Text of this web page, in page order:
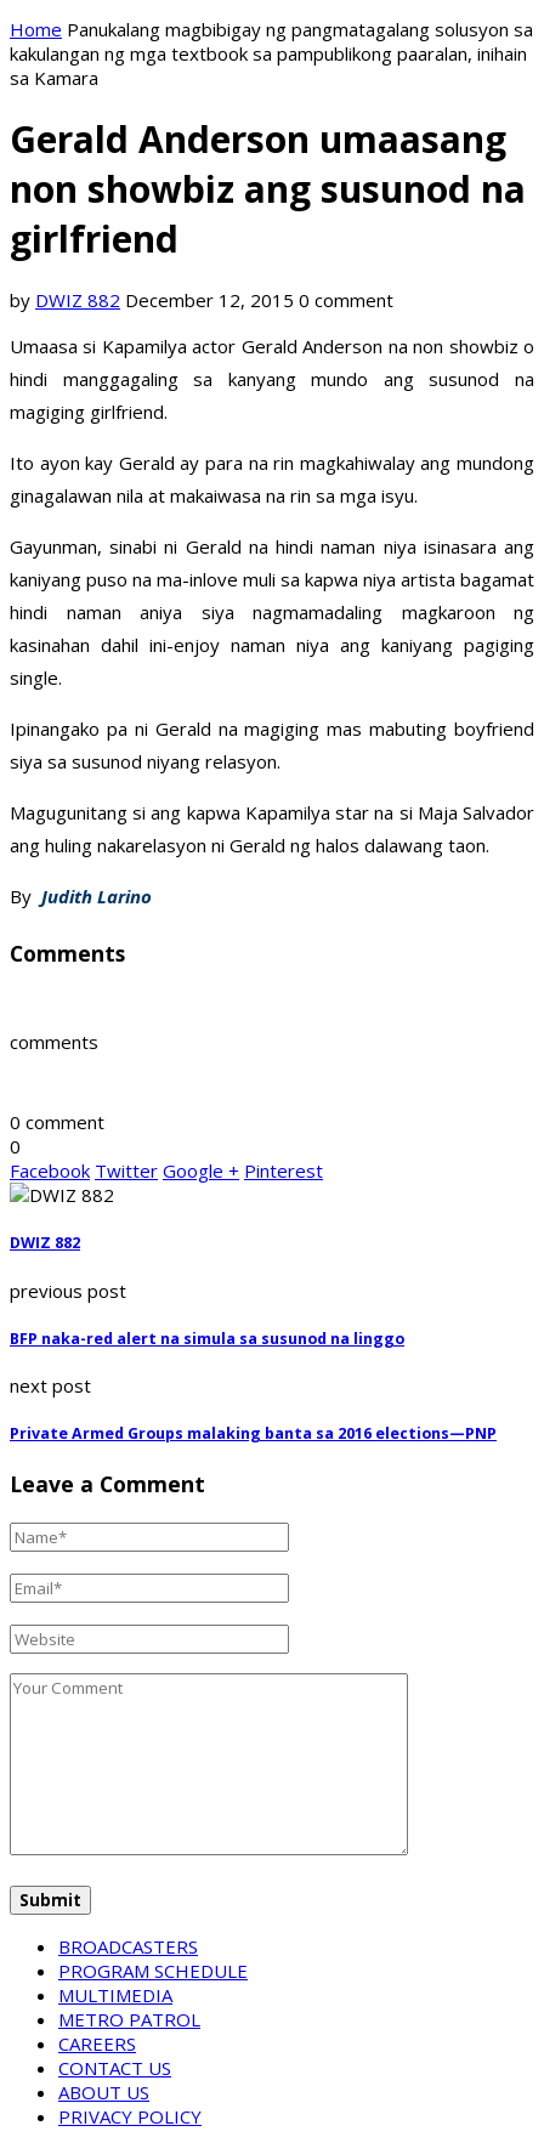
Home Panukalang magbibigay ng pangmatagalang solusyon sa
kakulangan ng mga textbook sa pampublikong paaralan, inihain
sa Kamara
Gerald Anderson umaasang
non showbiz ang susunod na
girlfriend
by DWIZ 882 December 12, 2015 0 comment
Umaasa si Kapamilya actor Gerald Anderson na non showbiz o
hindi manggagaling sa kanyang mundo ang susunod na
magiging girlfriend.
Ito ayon kay Gerald ay para na rin magkahiwalay ang mundong
ginagalawan nila at makaiwasa na rin sa mga isyu.
Gayunman, sinabi ni Gerald na hindi naman niya isinasara ang
kaniyang puso na ma-inlove muli sa kapwa niya artista bagamat
hindi naman aniya siya nagmamadaling magkaroon ng
kasinahan dahil ini-enjoy naman niya ang kaniyang pagiging
single.
Ipinangako pa ni Gerald na magiging mas mabuting boyfriend
siya sa susunod niyang relasyon.
Magugunitang si ang kapwa Kapamilya star na si Maja Salvador
ang huling nakarelasyon ni Gerald ng halos dalawang taon.
By Judith Larino
Comments
comments
0 comment
0
Facebook Twitter Google + Pinterest
DWIZ 882
previous post
BFP naka-red alert na simula sa susunod na linggo
next post
Private Armed Groups malaking banta sa 2016 elections—PNP
Leave a Comment
BROADCASTERS
PROGRAM SCHEDULE
MULTIMEDIA
METRO PATROL
CAREERS
CONTACT US
ABOUT US
PRIVACY POLICY